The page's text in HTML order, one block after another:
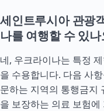
세인트루시아 관광
나를 여행할 수 있나
네, 우크라이나는 특정
을 수용합니다. 다음 사
문하는 지역의 통행금지
을 보장하는 의료 보험